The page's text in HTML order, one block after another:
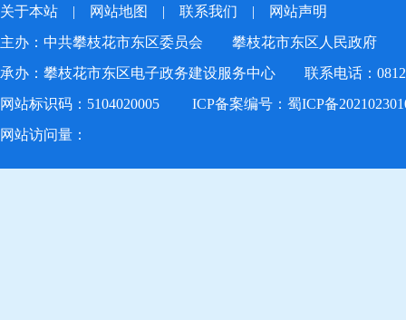
关于本站 | 网站地图 | 联系我们 |
网站声明
主办：中共攀枝花市东区委员会 攀枝花市东区人民政府
承办：攀枝花市东区电子政务建设服务中心 联系电话：
网站标识码：5104020005 ICP备案编号：蜀ICP备
网站访问量：